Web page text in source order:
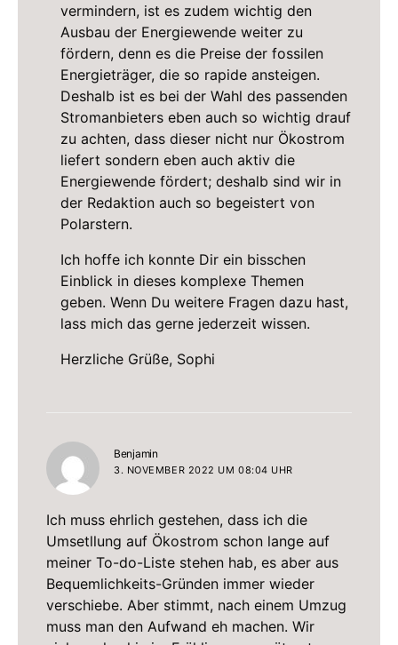
vermindern, ist es zudem wichtig den
Ausbau der Energiewende weiter zu
fördern, denn es die Preise der fossilen
Energieträger, die so rapide ansteigen.
Deshalb ist es bei der Wahl des passenden
Stromanbieters eben auch so wichtig drauf
zu achten, dass dieser nicht nur Ökostrom
liefert sondern eben auch aktiv die
Energiewende fördert; deshalb sind wir in
der Redaktion auch so begeistert von
Polarstern.
Ich hoffe ich konnte Dir ein bisschen
Einblick in dieses komplexe Themen
geben. Wenn Du weitere Fragen dazu hast,
lass mich das gerne jederzeit wissen.
Herzliche Grüße, Sophi
Benjamin
3. NOVEMBER 2022 UM 08:04 UHR
Ich muss ehrlich gestehen, dass ich die
Umsetllung auf Ökostrom schon lange auf
meiner To-do-Liste stehen hab, es aber aus
Bequemlichkeits-Gründen immer wieder
verschiebe. Aber stimmt, nach einem Umzug
muss man den Aufwand eh machen. Wir